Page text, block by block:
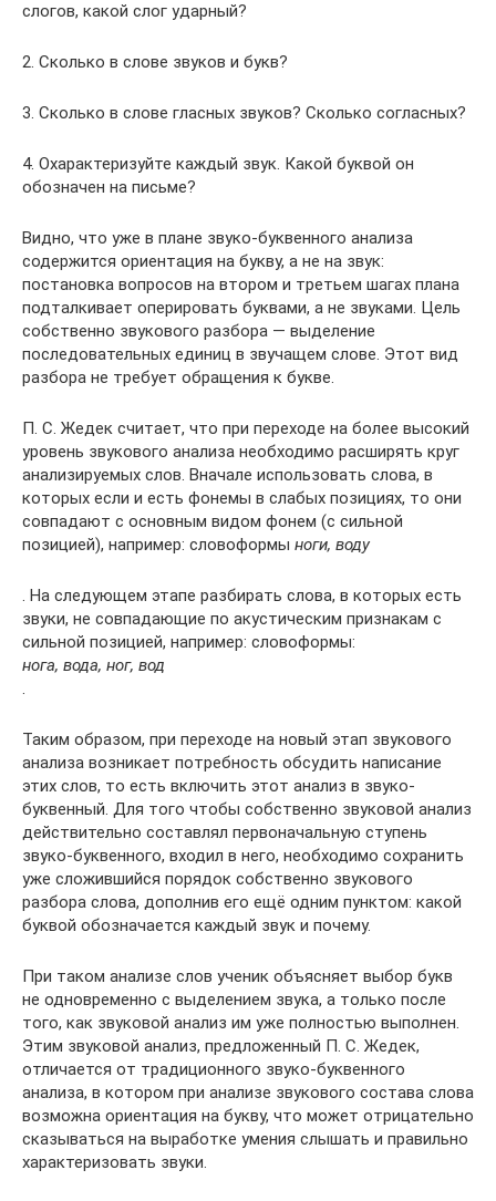
слогов, какой слог ударный?
2. Сколько в слове звуков и букв?
3. Сколько в слове гласных звуков? Сколько согласных?
4. Охарактеризуйте каждый звук. Какой буквой он
обозначен на письме?
Видно, что уже в плане звуко-буквенного анализа
содержится ориентация на букву, а не на звук:
постановка вопросов на втором и третьем шагах плана
подталкивает оперировать буквами, а не звуками. Цель
собственно звукового разбора — выделение
последовательных единиц в звучащем слове. Этот вид
разбора не требует обращения к букве.
П. С. Жедек считает, что при переходе на более высокий
уровень звукового анализа необходимо расширять круг
анализируемых слов. Вначале использовать слова, в
которых если и есть фонемы в слабых позициях, то они
совпадают с основным видом фонем (с сильной
позицией), например: словоформы ноги, воду
. На следующем этапе разбирать слова, в которых есть
звуки, не совпадающие по акустическим признакам с
сильной позицией, например: словоформы:
нога, вода, ног, вод
.
Таким образом, при переходе на новый этап звукового
анализа возникает потребность обсудить написание
этих слов, то есть включить этот анализ в звуко-
буквенный. Для того чтобы собственно звуковой анализ
действительно составлял первоначальную ступень
звуко-буквенного, входил в него, необходимо сохранить
уже сложившийся порядок собственно звукового
разбора слова, дополнив его ещё одним пунктом: какой
буквой обозначается каждый звук и почему.
При таком анализе слов ученик объясняет выбор букв
не одновременно с выделением звука, а только после
того, как звуковой анализ им уже полностью выполнен.
Этим звуковой анализ, предложенный П. С. Жедек,
отличается от традиционного звуко-буквенного
анализа, в котором при анализе звукового состава слова
возможна ориентация на букву, что может отрицательно
сказываться на выработке умения слышать и правильно
характеризовать звуки.